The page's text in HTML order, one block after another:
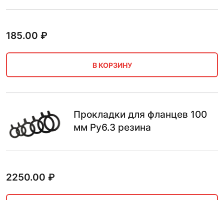
185.00 ₽
В КОРЗИНУ
Прокладки для фланцев 100
мм Ру6.3 резина
2250.00 ₽